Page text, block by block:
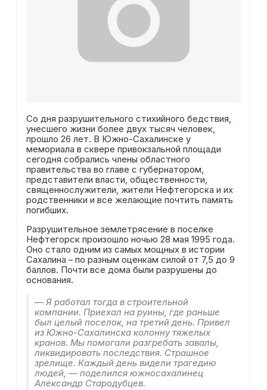
Со дня разрушительного стихийного бедствия,
унесшего жизни более двух тысяч человек,
прошло 26 лет. В Южно-Сахалинске у
мемориала в сквере привокзальной площади
сегодня собрались члены областного
правительства во главе с губернатором,
представители власти, общественности,
священнослужители, жители Нефтегорска и их
родственники и все желающие почтить память
погибших.
Разрушительное землетрясение в поселке
Нефтегорск произошло ночью 28 мая 1995 года.
Оно стало одним из самых мощных в истории
Сахалина – по разным оценкам силой от 7,5 до 9
баллов. Почти все дома были разрушены до
основания.
— Я работал тогда в строительной
компании. Приехал на руины, где раньше
был целый поселок, на третий день. Привел
из Южно-Сахалинска колонну тяжелых
кранов. Мы помогали разгребать завалы,
ликвидировать последствия. Страшное
зрелище. Каждый день видели трагедию
людей, — поделился южносахалинец
Александр Стародубцев.